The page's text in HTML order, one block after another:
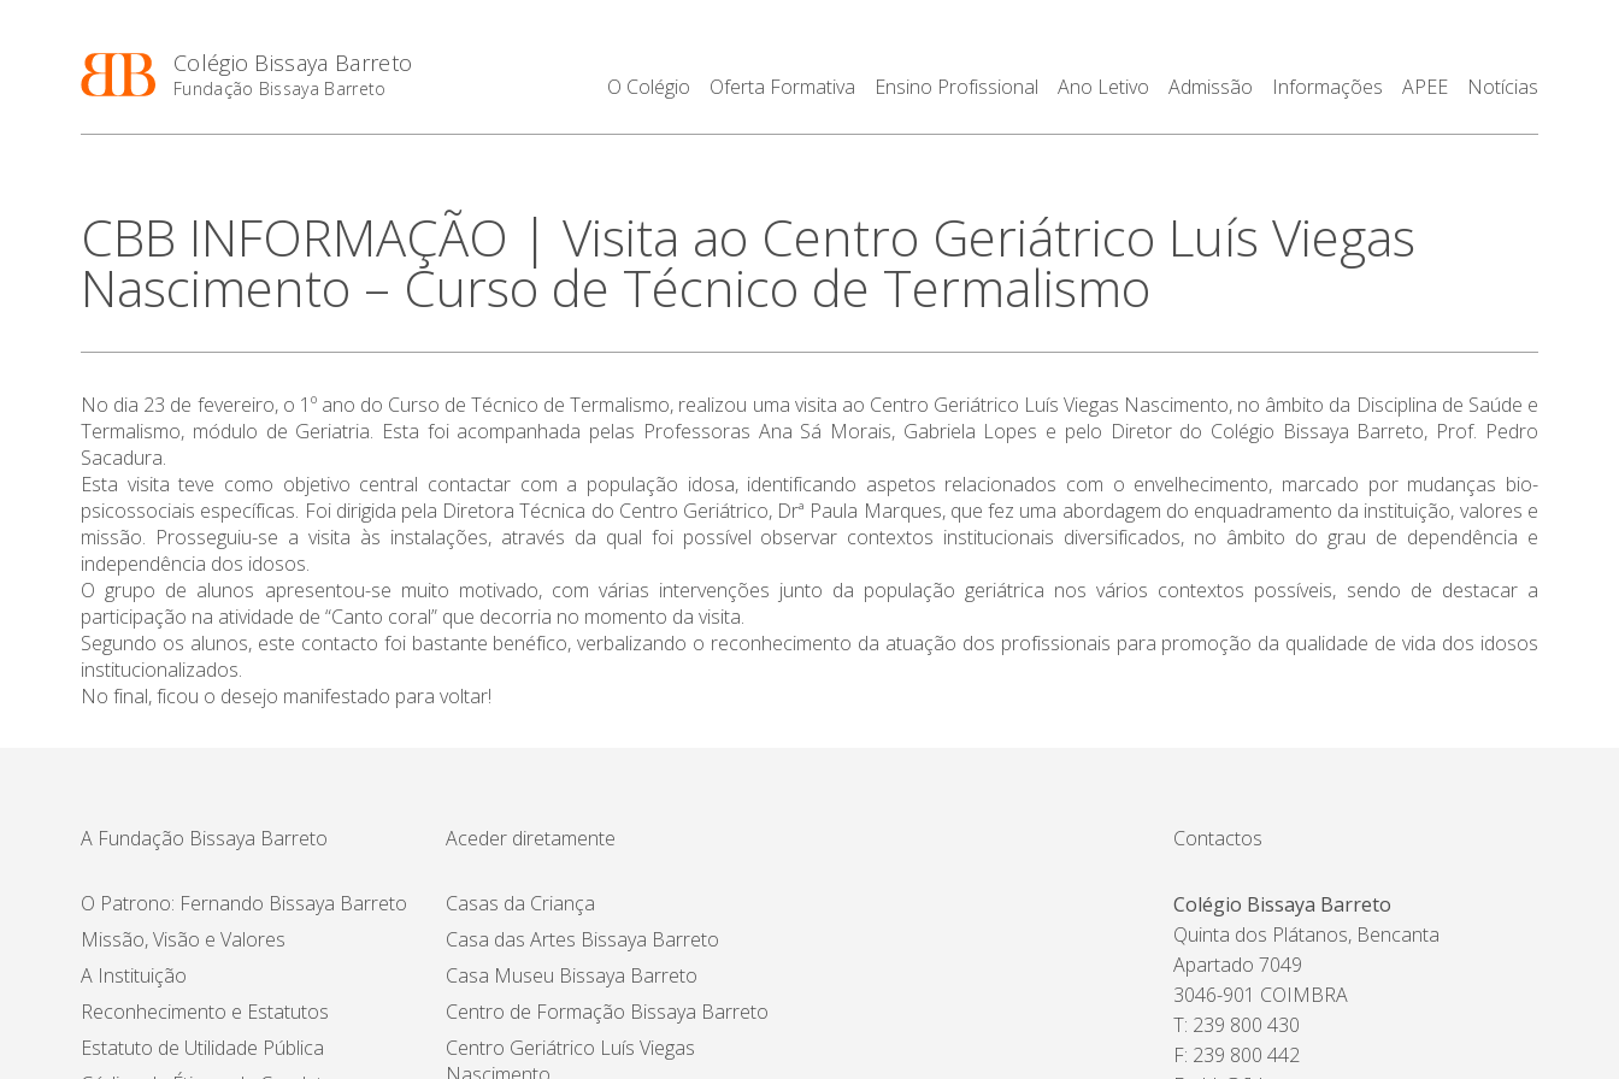
Colégio Bissaya Barreto
Fundação Bissaya Barreto O Colégio Oferta Formativa Ensino Profissional Ano Letivo Admissão Informações APEE Notícias
CBB INFORMAÇÃO | Visita ao Centro Geriátrico Luís Viegas
Nascimento – Curso de Técnico de Termalismo
No dia 23 de fevereiro, o 1º ano do Curso de Técnico de Termalismo, realizou uma visita ao Centro Geriátrico Luís Viegas Nascimento, no âmbito da Disciplina de Saúde e
Termalismo, módulo de Geriatria. Esta foi acompanhada pelas Professoras Ana Sá Morais, Gabriela Lopes e pelo Diretor do Colégio Bissaya Barreto, Prof. Pedro
Sacadura.
Esta visita teve como objetivo central contactar com a população idosa, identificando aspetos relacionados com o envelhecimento, marcado por mudanças bio-
psicossociais específicas. Foi dirigida pela Diretora Técnica do Centro Geriátrico, Drª Paula Marques, que fez uma abordagem do enquadramento da instituição, valores e
missão. Prosseguiu-se a visita às instalações, através da qual foi possível observar contextos institucionais diversificados, no âmbito do grau de dependência e
independência dos idosos.
O grupo de alunos apresentou-se muito motivado, com várias intervenções junto da população geriátrica nos vários contextos possíveis, sendo de destacar a
participação na atividade de “Canto coral” que decorria no momento da visita.
Segundo os alunos, este contacto foi bastante benéfico, verbalizando o reconhecimento da atuação dos profissionais para promoção da qualidade de vida dos idosos
institucionalizados.
No final, ficou o desejo manifestado para voltar!
A Fundação Bissaya Barreto
O Patrono: Fernando Bissaya Barreto
Missão, Visão e Valores
A Instituição
Reconhecimento e Estatutos
Estatuto de Utilidade Pública
Aceder diretamente
Casas da Criança
Casa das Artes Bissaya Barreto
Casa Museu Bissaya Barreto
Centro de Formação Bissaya Barreto
Centro Geriátrico Luís Viegas
Contactos
Colégio Bissaya Barreto
Quinta dos Plátanos, Bencanta
Apartado 7049
3046-901 COIMBRA
T: 239 800 430
F: 239 800 442